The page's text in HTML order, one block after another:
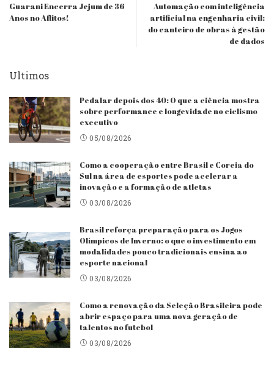
Guarani Encerra Jejum de 36
Anos no Aflitos!
Automação com inteligência
artificial na engenharia civil:
do canteiro de obras à gestão
de dados
Ultimos
Pedalar depois dos 40: O que a ciência mostra
sobre performance e longevidade no ciclismo
executivo
05/08/2026
Como a cooperação entre Brasil e Coreia do
Sul na área de esportes pode acelerar a
inovação e a formação de atletas
03/08/2026
Brasil reforça preparação para os Jogos
Olímpicos de Inverno: o que o investimento em
modalidades pouco tradicionais ensina ao
esporte nacional
03/08/2026
Como a renovação da Seleção Brasileira pode
abrir espaço para uma nova geração de
talentos no futebol
03/08/2026